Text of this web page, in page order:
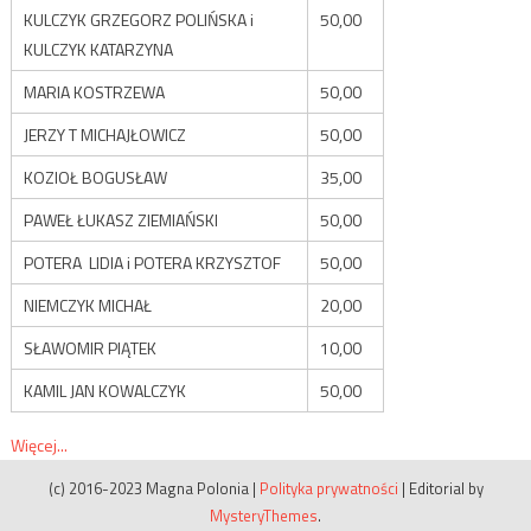
KULCZYK GRZEGORZ POLIŃSKA i
KULCZYK KATARZYNA
50,00
MARIA KOSTRZEWA
50,00
JERZY T MICHAJŁOWICZ
50,00
KOZIOŁ BOGUSŁAW
35,00
PAWEŁ ŁUKASZ ZIEMIAŃSKI
50,00
POTERA LIDIA i POTERA KRZYSZTOF
50,00
NIEMCZYK MICHAŁ
20,00
SŁAWOMIR PIĄTEK
10,00
KAMIL JAN KOWALCZYK
50,00
Więcej...
(c) 2016-2023 Magna Polonia | Polityka prywatności | Editorial by
MysteryThemes.